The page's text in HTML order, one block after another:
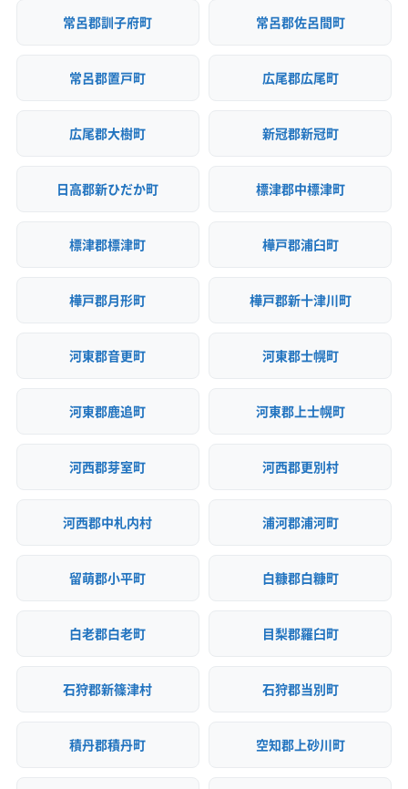
常呂郡訓子府町 常呂郡佐呂間町
常呂郡置戸町 広尾郡広尾町
広尾郡大樹町 新冠郡新冠町
日高郡新ひだか町 標津郡中標津町
標津郡標津町 樺戸郡浦臼町
樺戸郡月形町 樺戸郡新十津川町
河東郡音更町 河東郡士幌町
河東郡鹿追町 河東郡上士幌町
河西郡芽室町 河西郡更別村
河西郡中札内村 浦河郡浦河町
留萌郡小平町 白糠郡白糠町
白老郡白老町 目梨郡羅臼町
石狩郡新篠津村 石狩郡当別町
積丹郡積丹町 空知郡上砂川町